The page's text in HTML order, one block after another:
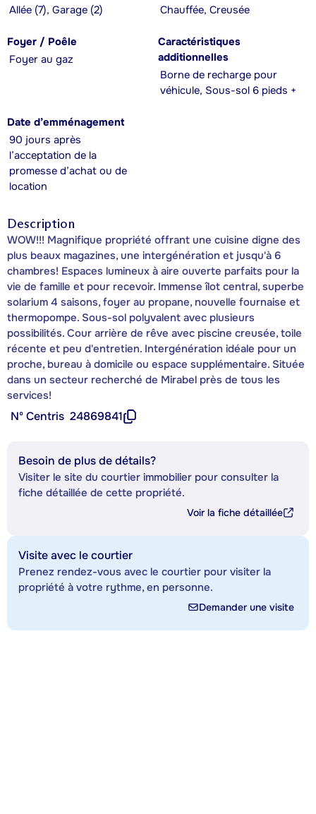
Allée (7), Garage (2)
Chauffée, Creusée
Foyer / Poêle
Foyer au gaz
Caractéristiques
additionnelles
Borne de recharge pour
véhicule, Sous-sol 6 pieds +
Date d’emménagement
90 jours après
l’acceptation de la
promesse d’achat ou de
location
Description
WOW!!! Magnifique propriété offrant une cuisine digne des
plus beaux magazines, une intergénération et jusqu'à 6
chambres! Espaces lumineux à aire ouverte parfaits pour la
vie de famille et pour recevoir. Immense îlot central, superbe
solarium 4 saisons, foyer au propane, nouvelle fournaise et
thermopompe. Sous-sol polyvalent avec plusieurs
possibilités. Cour arrière de rêve avec piscine creusée, toile
récente et peu d'entretien. Intergénération idéale pour un
proche, bureau à domicile ou espace supplémentaire. Située
dans un secteur recherché de Mirabel près de tous les
services!
Nº Centris 24869841
Besoin de plus de détails?
Visiter le site du courtier immobilier pour consulter la
fiche détaillée de cette propriété.
Voir la fiche détaillée
Visite avec le courtier
Prenez rendez-vous avec le courtier pour visiter la
propriété à votre rythme, en personne.
Demander une visite